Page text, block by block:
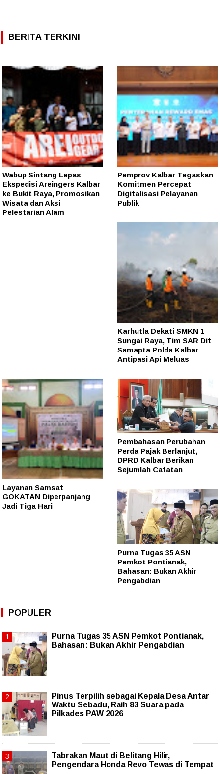
BERITA TERKINI
Wabup Sintang Lepas
Ekspedisi Areingers Kalbar
ke Bukit Raya, Promosikan
Wisata dan Aksi
Pelestarian Alam
Pemprov Kalbar Tegaskan
Komitmen Percepat
Digitalisasi Pelayanan
Publik
Karhutla Dekati SMKN 1
Sungai Raya, Tim SAR Dit
Samapta Polda Kalbar
Antipasi Api Meluas
Layanan Samsat
GOKATAN Diperpanjang
Jadi Tiga Hari
Pembahasan Perubahan
Perda Pajak Berlanjut,
DPRD Kalbar Berikan
Sejumlah Catatan
Purna Tugas 35 ASN
Pemkot Pontianak,
Bahasan: Bukan Akhir
Pengabdian
POPULER
Purna Tugas 35 ASN Pemkot Pontianak,
Bahasan: Bukan Akhir Pengabdian
Pinus Terpilih sebagai Kepala Desa Antar
Waktu Sebadu, Raih 83 Suara pada
Pilkades PAW 2026
Tabrakan Maut di Belitang Hilir,
Pengendara Honda Revo Tewas di Tempat